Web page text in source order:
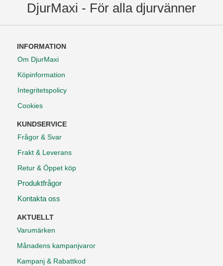
DjurMaxi - För alla djurvänner
INFORMATION
Om DjurMaxi
Köpinformation
Integritetspolicy
Cookies
KUNDSERVICE
Frågor & Svar
Frakt & Leverans
Retur & Öppet köp
Produktfrågor
Kontakta oss
AKTUELLT
Varumärken
Månadens kampanjvaror
Kampanj & Rabattkod